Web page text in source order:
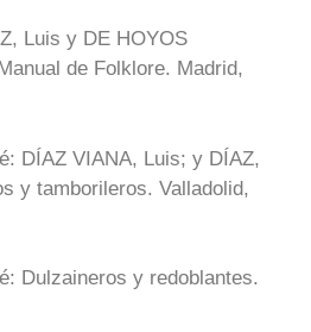
Luis y DE HOYOS
de Folklore. Madrid,
DÍAZ VIANA, Luis; y DÍAZ,
y tamborileros. Valladolid,
Dulzaineros y redoblantes.